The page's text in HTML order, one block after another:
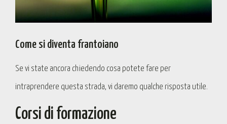
Come si diventa frantoiano
Se vi state ancora chiedendo cosa potete fare per
intraprendere questa strada, vi daremo qualche risposta utile.
Corsi di formazione